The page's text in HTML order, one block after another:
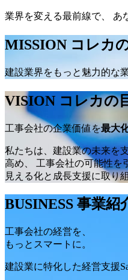
業界を変える最前線で、 あ
MISSION コレカ
建設業界をもっと魅力的な
VISION コレカの
工事会社の企業価値を最大
私たちは、建設業の未来を
高め、 工事会社の可能性を
見える化と成長支援に取り
BUSINESS 事業紹
工事会社の経営を、
もっとスマートに。
建設業に特化した経営支援